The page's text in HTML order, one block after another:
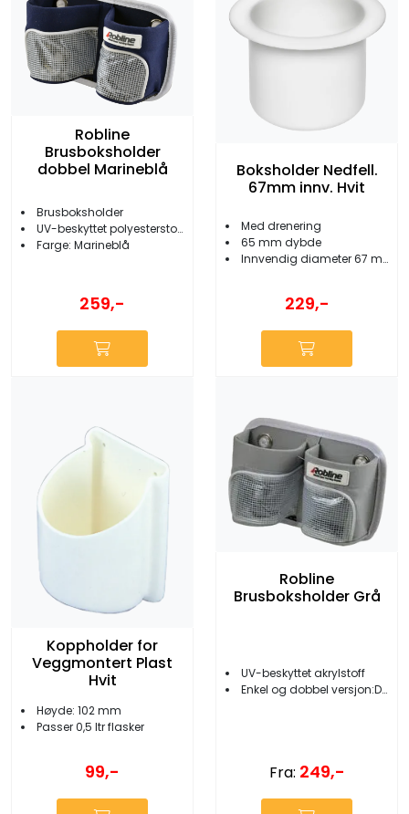
Robline
Brusboksholder
dobbel Marineblå
Brusboksholder
UV-beskyttet polyesterstoff
Farge: Marineblå
259,-
Boksholder Nedfell.
67mm innv. Hvit
Med drenering
65 mm dybde
Innvendig diameter 67 mm
229,-
Koppholder for
Veggmontert Plast
Hvit
Høyde: 102 mm
Passer 0,5 ltr flasker
99,-
Robline
Brusboksholder Grå
UV-beskyttet akrylstoff
Enkel og dobbel versjon:Dobbel: grå/Enkel: blå
Fra: 249,-